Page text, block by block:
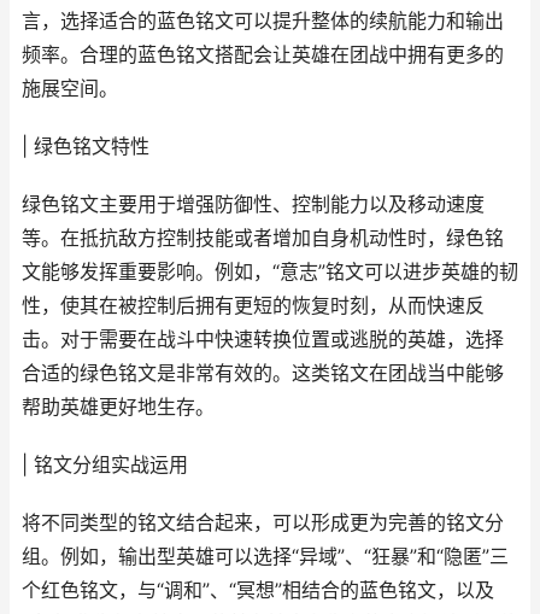
言，选择适合的蓝色铭文可以提升整体的续航能力和输出
频率。合理的蓝色铭文搭配会让英雄在团战中拥有更多的
施展空间。
| 绿色铭文特性
绿色铭文主要用于增强防御性、控制能力以及移动速度
等。在抵抗敌方控制技能或者增加自身机动性时，绿色铭
文能够发挥重要影响。例如，“意志”铭文可以进步英雄的韧
性，使其在被控制后拥有更短的恢复时刻，从而快速反
击。对于需要在战斗中快速转换位置或逃脱的英雄，选择
合适的绿色铭文是非常有效的。这类铭文在团战当中能够
帮助英雄更好地生存。
| 铭文分组实战运用
将不同类型的铭文结合起来，可以形成更为完善的铭文分
组。例如，输出型英雄可以选择“异域”、“狂暴”和“隐匿”三
个红色铭文，与“调和”、“冥想”相结合的蓝色铭文，以及